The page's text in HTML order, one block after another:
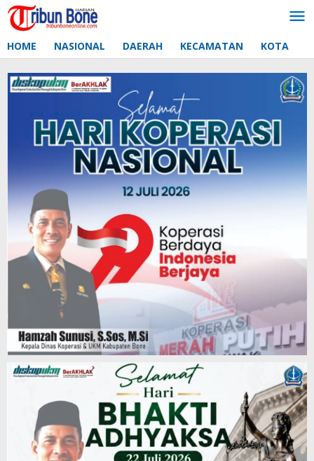
Lewati
ke
HOME NASIONAL DAERAH KECAMATAN KOTA